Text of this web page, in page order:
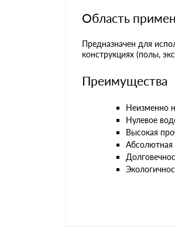
Область
Предназначен для
конструкциях (полы,
Преимущества
Неизменно
Нулевое
Высокая
Абсолютная